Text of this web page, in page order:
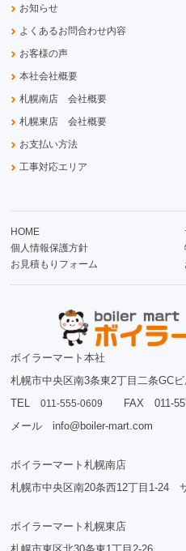
お知らせ
よくあるお問合わせ内容
お客様の声
本社会社概要
札幌南店 会社概要
札幌東店 会社概要
お支払い方法
工事対応エリア
HOME
個人情報保護方針
お見積もりフォーム
ボイラーマート本社
札幌市中央区南3条東2丁目二条GC
TEL011-555-0609
FAX 011-
メール info@boiler-mart.com
ボイラーマート札幌南店
札幌市中央区南20条西12丁目1-24
ボイラーマート札幌東店